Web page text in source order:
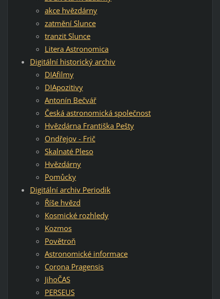
akce hvězdárny
zatmění Slunce
tranzit Slunce
Litera Astronomica
Digitální historický archiv
DIAfilmy
DIApozitivy
Antonín Bečvář
Česká astronomická společnost
Hvězdárna Františka Pešty
Ondřejov - Frič
Skalnaté Pleso
Hvězdárny
Pomůcky
Digitální archiv Periodik
Říše hvězd
Kosmické rozhledy
Kozmos
Povětroň
Astronomické informace
Corona Pragensis
JihoČAS
PERSEUS